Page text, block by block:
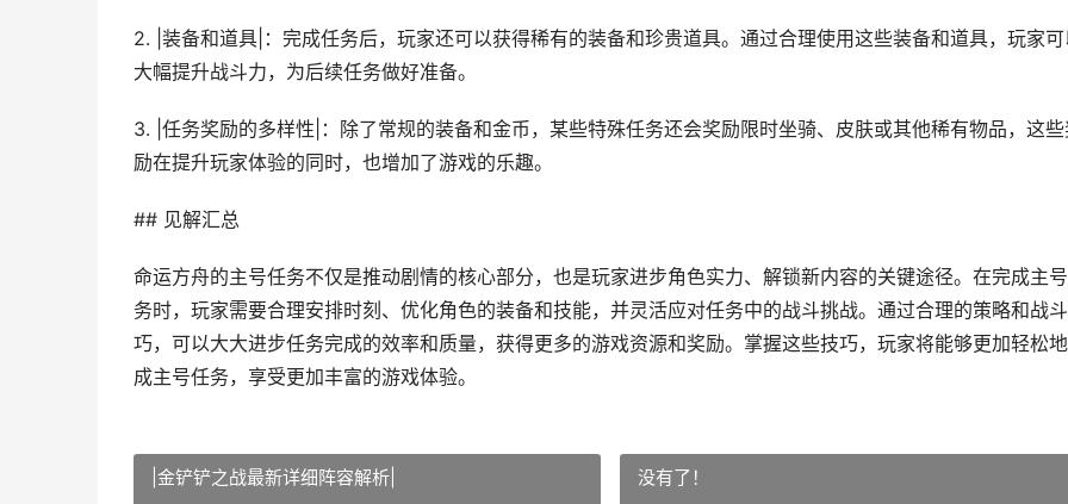
2. |装备和道具|：完成任务后，玩家还可以获得稀有的装备和珍贵道具。通过合理使用这些装备和道具，玩家可
大幅提升战斗力，为后续任务做好准备。
3. |任务奖励的多样性|：除了常规的装备和金币，某些特殊任务还会奖励限时坐骑、皮肤或其他稀有物品，这些
励在提升玩家体验的同时，也增加了游戏的乐趣。
## 见解汇总
命运方舟的主号任务不仅是推动剧情的核心部分，也是玩家进步角色实力、解锁新内容的关键途径。在完成主
务时，玩家需要合理安排时刻、优化角色的装备和技能，并灵活应对任务中的战斗挑战。通过合理的策略和战
巧，可以大大进步任务完成的效率和质量，获得更多的游戏资源和奖励。掌握这些技巧，玩家将能够更加轻松
成主号任务，享受更加丰富的游戏体验。
|金铲铲之战最新详细阵容解析| 没有了！